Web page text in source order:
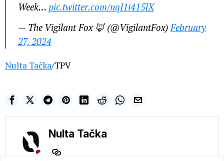
Week… pic.twitter.com/nqI1i415lX
— The Vigilant Fox 🦊 (@VigilantFox)February
27, 2024
Nulta Tačka/TPV
Nulta Tačka